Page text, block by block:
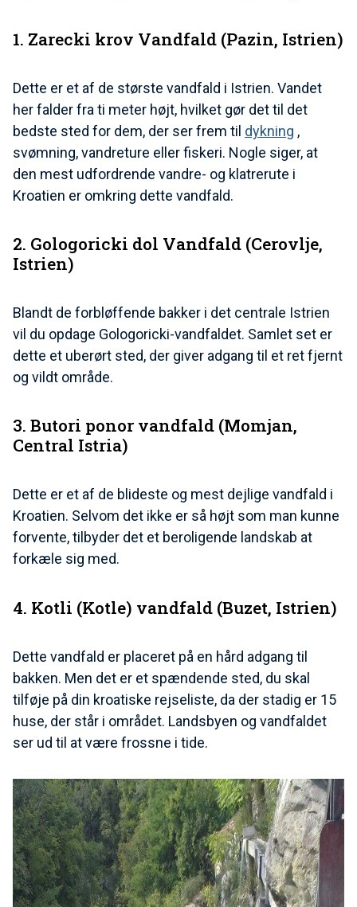
1. Zarecki krov Vandfald (Pazin, Istrien)
Dette er et af de største vandfald i Istrien. Vandet
her falder fra ti meter højt, hvilket gør det til det
bedste sted for dem, der ser frem til dykning ,
svømning, vandreture eller fiskeri. Nogle siger, at
den mest udfordrende vandre- og klatrerute i
Kroatien er omkring dette vandfald.
2. Gologoricki dol Vandfald (Cerovlje,
Istrien)
Blandt de forbløffende bakker i det centrale Istrien
vil du opdage Gologoricki-vandfaldet. Samlet set er
dette et uberørt sted, der giver adgang til et ret fjernt
og vildt område.
3. Butori ponor vandfald (Momjan,
Central Istria)
Dette er et af de blideste og mest dejlige vandfald i
Kroatien. Selvom det ikke er så højt som man kunne
forvente, tilbyder det et beroligende landskab at
forkæle sig med.
4. Kotli (Kotle) vandfald (Buzet, Istrien)
Dette vandfald er placeret på en hård adgang til
bakken. Men det er et spændende sted, du skal
tilføje på din kroatiske rejseliste, da der stadig er 15
huse, der står i området. Landsbyen og vandfaldet
ser ud til at være frossne i tide.